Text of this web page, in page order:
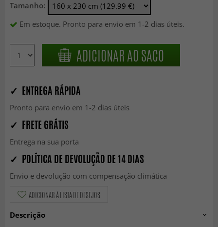
Tamanho:
Em estoque. Pronto para envio em 1-2 dias úteis.
ADICIONAR AO SACO
✓ ENTREGA RÁPIDA
Pronto para envio em 1-2 dias úteis
✓ FRETE GRÁTIS
Entrega na sua porta
✓ POLÍTICA DE DEVOLUÇÃO DE 14 DIAS
Envio e devolução com compensação climática
ADICIONAR À LISTA DE DESEJOS
Descrição